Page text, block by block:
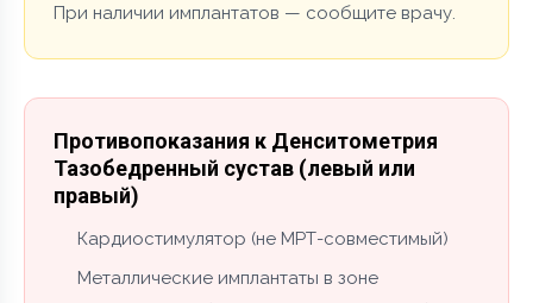
При наличии имплантатов — сообщите врачу.
Противопоказания к Денситометрия
Тазобедренный сустав (левый или
правый)
Кардиостимулятор (не МРТ-совместимый)
Металлические имплантаты в зоне